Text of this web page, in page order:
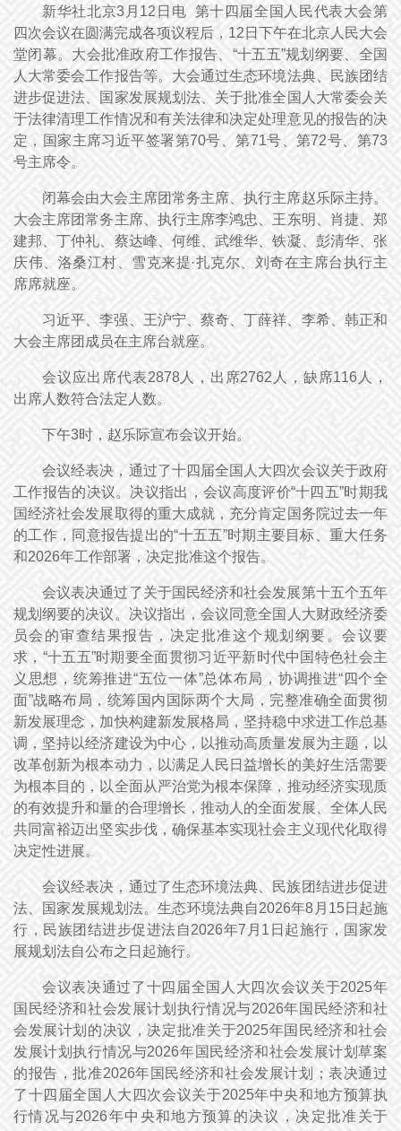
新华社北京3月12日电 第十四届全国人民代表大会第
四次会议在圆满完成各项议程后，12日下午在北京人民大会
堂闭幕。大会批准政府工作报告、“十五五”规划纲要、全国
人大常委会工作报告等。大会通过生态环境法典、民族团结
进步促进法、国家发展规划法、关于批准全国人大常委会关
于法律清理工作情况和有关法律和决定处理意见的报告的决
定，国家主席习近平签署第70号、第71号、第72号、第73
号主席令。
闭幕会由大会主席团常务主席、执行主席赵乐际主持。
大会主席团常务主席、执行主席李鸿忠、王东明、肖捷、郑
建邦、丁仲礼、蔡达峰、何维、武维华、铁凝、彭清华、张
庆伟、洛桑江村、雪克来提·扎克尔、刘奇在主席台执行主
席席就座。
习近平、李强、王沪宁、蔡奇、丁薛祥、李希、韩正和
大会主席团成员在主席台就座。
会议应出席代表2878人，出席2762人，缺席116人，
出席人数符合法定人数。
下午3时，赵乐际宣布会议开始。
会议经表决，通过了十四届全国人大四次会议关于政府
工作报告的决议。决议指出，会议高度评价“十四五”时期我
国经济社会发展取得的重大成就，充分肯定国务院过去一年
的工作，同意报告提出的“十五五”时期主要目标、重大任务
和2026年工作部署，决定批准这个报告。
会议表决通过了关于国民经济和社会发展第十五个五年
规划纲要的决议。决议指出，会议同意全国人大财政经济委
员会的审查结果报告，决定批准这个规划纲要。会议要
求，“十五五”时期要全面贯彻习近平新时代中国特色社会主
义思想，统筹推进“五位一体”总体布局，协调推进“四个全
面”战略布局，统筹国内国际两个大局，完整准确全面贯彻
新发展理念，加快构建新发展格局，坚持稳中求进工作总基
调，坚持以经济建设为中心，以推动高质量发展为主题，以
改革创新为根本动力，以满足人民日益增长的美好生活需要
为根本目的，以全面从严治党为根本保障，推动经济实现质
的有效提升和量的合理增长，推动人的全面发展、全体人民
共同富裕迈出坚实步伐，确保基本实现社会主义现代化取得
决定性进展。
会议经表决，通过了生态环境法典、民族团结进步促进
法、国家发展规划法。生态环境法典自2026年8月15日起施
行，民族团结进步促进法自2026年7月1日起施行，国家发
展规划法自公布之日起施行。
会议表决通过了十四届全国人大四次会议关于2025年
国民经济和社会发展计划执行情况与2026年国民经济和社
会发展计划的决议，决定批准关于2025年国民经济和社会
发展计划执行情况与2026年国民经济和社会发展计划草案
的报告，批准2026年国民经济和社会发展计划；表决通过
了十四届全国人大四次会议关于2025年中央和地方预算执
行情况与2026年中央和地方预算的决议，决定批准关于